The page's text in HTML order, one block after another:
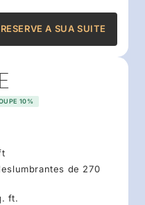
RESERVE A SUA SUITE
10%
de 270
ft.